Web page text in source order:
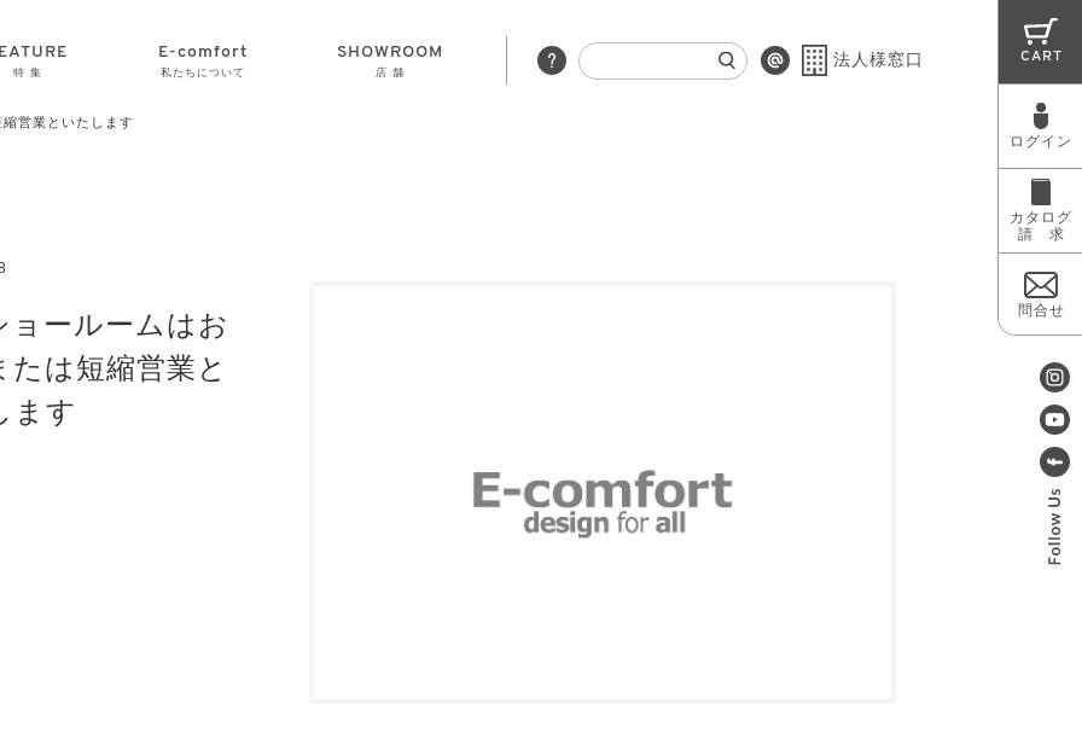
特 集
E-comfort
私たちについて
SHOWROOM
店 舗
法人様窓口 CART
ログイン
カタログ
請 求
問合せ
営業といたします
ョールームはお
たは短縮営業と
ます